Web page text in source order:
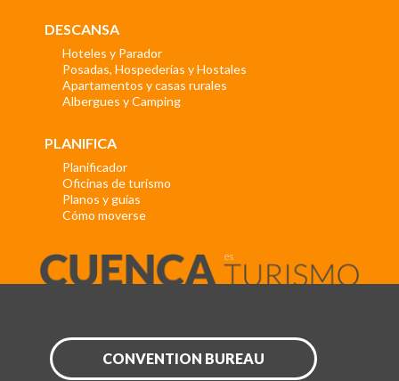
DESCANSA
Hoteles y Parador
Posadas, Hospederías y Hostales
Apartamentos y casas rurales
Albergues y Camping
PLANIFICA
Planificador
Oficinas de turismo
Planos y guías
Cómo moverse
CONVENTION BUREAU